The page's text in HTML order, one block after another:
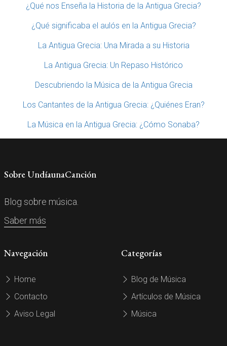
¿Qué nos Enseña la Historia de la Antigua Grecia?
¿Qué significaba el aulós en la Antigua Grecia?
La Antigua Grecia: Una Mirada a su Historia
La Antigua Grecia: Un Repaso Histórico
Descubriendo la Música de la Antigua Grecia
Los Cantantes de la Antigua Grecia: ¿Quiénes Eran?
La Música en la Antigua Grecia: ¿Cómo Sonaba?
Sobre UndíaunaCanción
Blog sobre música.
Saber más
Navegación
Home
Contacto
Aviso Legal
Categorías
Blog de Música
Artículos de Música
Música